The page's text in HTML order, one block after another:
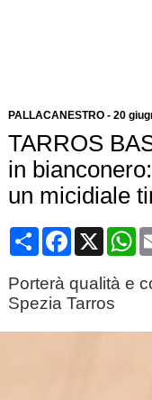
PALLACANESTRO- 20
TARROS
in
un micidiale
CondividiFacebook
X
Porterà qualità e
Spezia Tarros